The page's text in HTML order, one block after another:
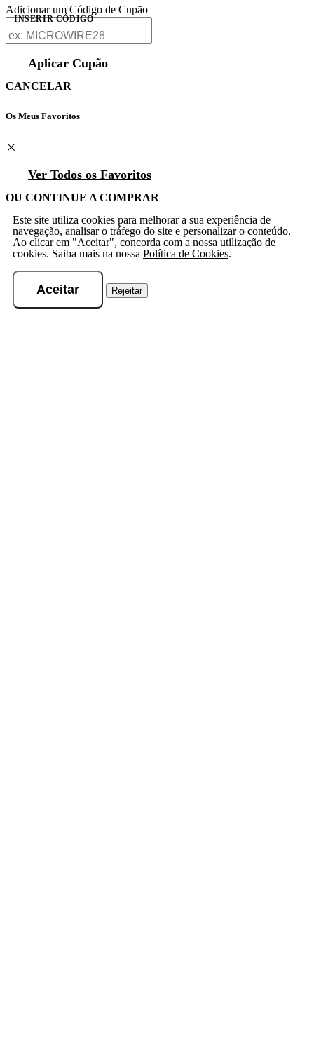
Adicionar um Código de Cupão
INSERIR CÓDIGO
Aplicar Cupão
CANCELAR
Os Meus Favoritos
Ver Todos os Favoritos
OU CONTINUE A COMPRAR
Este site utiliza cookies para melhorar a sua experiência de
navegação, analisar o tráfego do site e personalizar o conteúdo.
Ao clicar em "Aceitar", concorda com a nossa utilização de
cookies. Saiba mais na nossa Política de Cookies.
Aceitar Rejeitar